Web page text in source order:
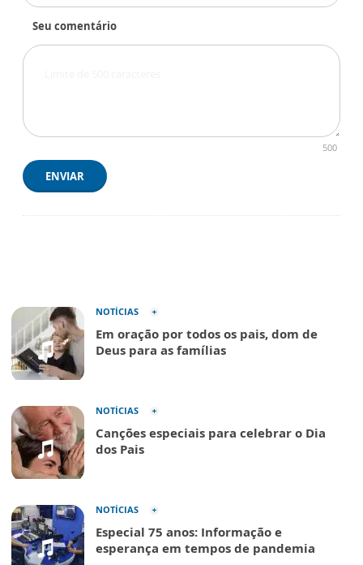
Seu comentário
500
ENVIAR
NOTÍCIAS
Em oração por todos os pais, dom de
Deus para as famílias
NOTÍCIAS
Canções especiais para celebrar o Dia
dos Pais
NOTÍCIAS
Especial 75 anos: Informação e
esperança em tempos de pandemia